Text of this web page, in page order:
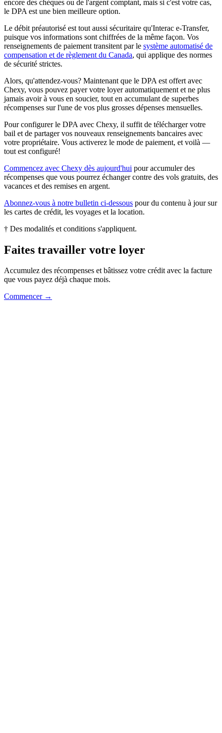
encore des chèques ou de l'argent comptant, mais si c'est votre cas,
le DPA est une bien meilleure option.
Le débit préautorisé est tout aussi sécuritaire qu'Interac e-Transfer,
puisque vos informations sont chiffrées de la même façon. Vos
renseignements de paiement transitent par le système automatisé de
compensation et de règlement du Canada, qui applique des normes
de sécurité strictes.
Alors, qu'attendez-vous? Maintenant que le DPA est offert avec
Chexy, vous pouvez payer votre loyer automatiquement et ne plus
jamais avoir à vous en soucier, tout en accumulant de superbes
récompenses sur l'une de vos plus grosses dépenses mensuelles.
Pour configurer le DPA avec Chexy, il suffit de télécharger votre
bail et de partager vos nouveaux renseignements bancaires avec
votre propriétaire. Vous activerez le mode de paiement, et voilà —
tout est configuré!
Commencez avec Chexy dès aujourd'hui pour accumuler des
récompenses que vous pourrez échanger contre des vols gratuits, des
vacances et des remises en argent.
Abonnez-vous à notre bulletin ci-dessous pour du contenu à jour sur
les cartes de crédit, les voyages et la location.
† Des modalités et conditions s'appliquent.
Faites travailler votre loyer
Accumulez des récompenses et bâtissez votre crédit avec la facture
que vous payez déjà chaque mois.
Commencer →